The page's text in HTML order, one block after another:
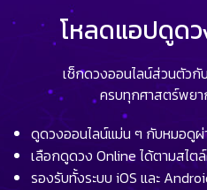
โหลดแอปดูด
เช็กดวงออนไลน์ส่วนตัว
ครบทุกศาสตร์พย
ดูดวงออนไลน์แม่น ๆ กับหมอดูผ่
เลือกดูดวง Online ได้ตามสไ
รองรับทั้งระบบ iOS และ